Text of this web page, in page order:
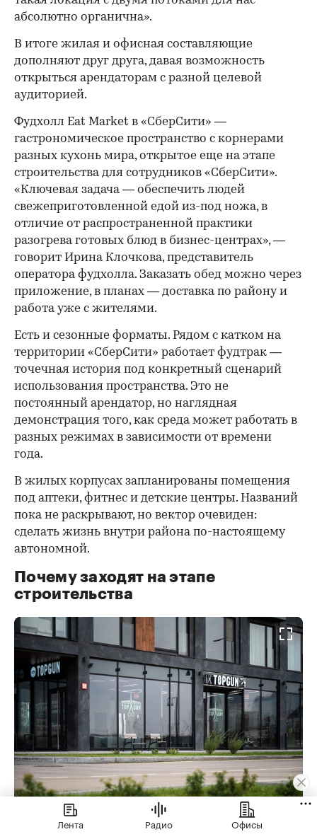
абсолютно органична».
В итоге жилая и офисная составляющие
дополняют друг друга, давая возможность
открыться арендаторам с разной целевой
аудиторией.
Фудхолл Eat Market в «СберСити» —
гастрономическое пространство с корнерами
разных кухонь мира, открытое еще на этапе
строительства для сотрудников «СберСити».
«Ключевая задача — обеспечить людей
свежеприготовленной едой из-под ножа, в
отличие от распространенной практики
разогрева готовых блюд в бизнес-центрах», —
говорит Ирина Клочкова, представитель
оператора фудхолла. Заказать обед можно через
приложение, в планах — доставка по району и
работа уже с жителями.
Есть и сезонные форматы. Рядом с катком на
территории «СберСити» работает фудтрак —
точечная история под конкретный сценарий
использования пространства. Это не
постоянный арендатор, но наглядная
демонстрация того, как среда может работать в
разных режимах в зависимости от времени
года.
В жилых корпусах запланированы помещения
под аптеки, фитнес и детские центры. Названий
пока не раскрывают, но вектор очевиден:
сделать жизнь внутри района по-настоящему
автономной.
Почему заходят на этапе
строительства
Фото: СберСити
Лента Радио Офисы